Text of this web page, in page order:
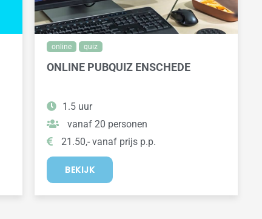
online quiz
ONLINE PUBQUIZ ENSCHEDE
1.5 uur
vanaf 20 personen
21.50,- vanaf prijs p.p.
BEKIJK